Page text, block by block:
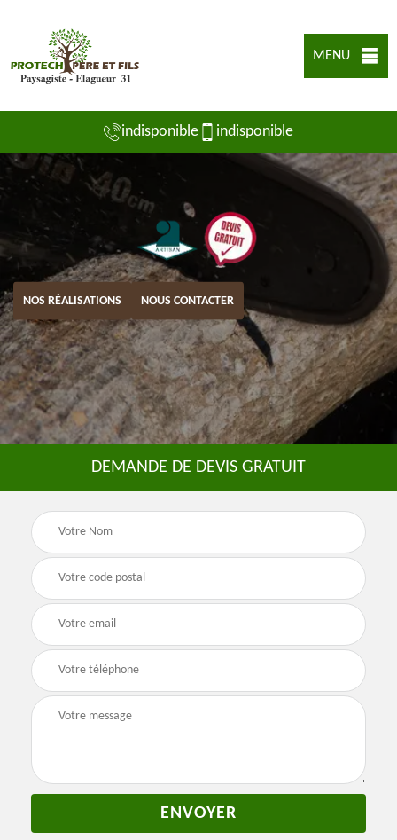
MENU
indisponible indisponible
NOS RÉALISATIONS NOUS CONTACTER
DEMANDE DE DEVIS GRATUIT